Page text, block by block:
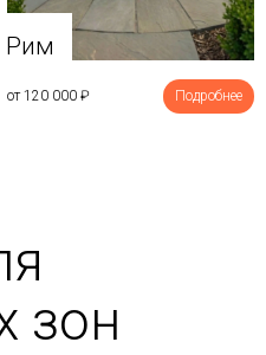
Рим
от 120 000 ₽ Подробнее
зон